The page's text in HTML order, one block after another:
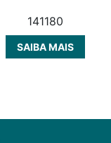
141180
SAIBA MAIS